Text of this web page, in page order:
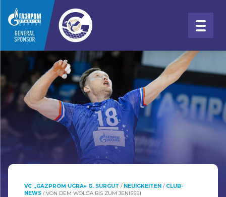
VC „GAZPROM UGRA» G. SURGUT / NEUIGKEITEN / CLUB-
NEWS /VON DEM WOLGA BIS ZUM JENISSEI